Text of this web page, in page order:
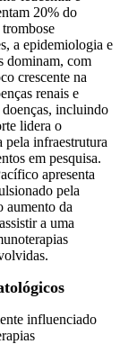
20% do
a epidemiologia e
dominam, com
crescente na
renais e
incluindo
lidera o
pela infraestrutura
em pesquisa.
apresenta
pela
aumento da
a uma
influenciado